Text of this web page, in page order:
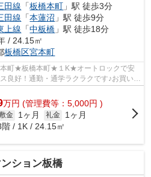
田線 「板橋本町 」駅 徒歩3分
田線 「本蓮沼 」駅 徒歩9分
上線 「中板橋 」駅 徒歩18分
/ 24.15㎡
板橋区宮本町
町★板橋本町★１K★オートロックで安
良好！通勤・通学ラクラクです♪お買い物
万円 (管理費等：5,000円 )
金 1ヶ月 礼金
1ヶ月
階 / 1K / 24.15㎡
ション板橋